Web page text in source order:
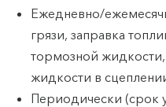
Ежедневно/
грязи, заправка
тормозной жидкости,
жидкости в
Периодически (срок